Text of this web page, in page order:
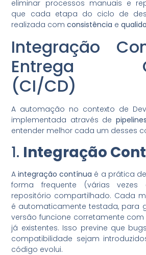
eliminar processos manuais e
que cada etapa do ciclo de
realizada comconsistência e
Integração
Entrega
(CI/CD)
A automação no contexto de
implementada através de
entender melhor cada um desses
1. Integração
Aintegração contínua é a prática
forma frequente (várias
repositório compartilhado. Cada
é automaticamente testada, para
versão funcione corretamente
já existentes. Isso previne que
compatibilidade sejam
código evolui.